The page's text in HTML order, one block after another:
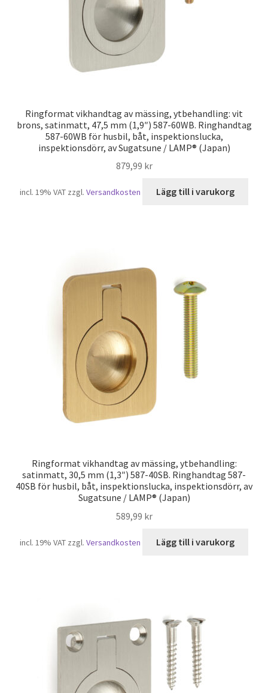
Ringformat vikhandtag av mässing, ytbehandling: vit
brons, satinmatt, 47,5 mm (1,9″) 587-60WB. Ringhandtag
587-60WB för husbil, båt, inspektionslucka,
inspektionsdörr, av Sugatsune / LAMP® (Japan)
879,99 kr
incl. 19% VAT zzgl.Versandkosten Lägg till i varukorg
Ringformat vikhandtag av mässing, ytbehandling:
satinmatt, 30,5 mm (1,3″) 587-40SB. Ringhandtag 587-
40SB för husbil, båt, inspektionslucka, inspektionsdörr, av
Sugatsune / LAMP® (Japan)
589,99 kr
incl. 19% VAT zzgl.Versandkosten Lägg till i varukorg